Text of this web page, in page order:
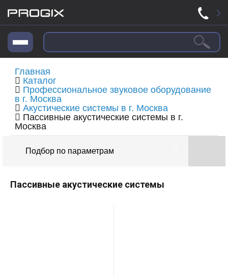
Главная
Каталог
Профессиональное звуковое оборудование
в г. Москва
Акустические системы в г. Москва
Пассивные акустические системы в г.
Москва
Подбор по параметрам
Пассивные акустические системы